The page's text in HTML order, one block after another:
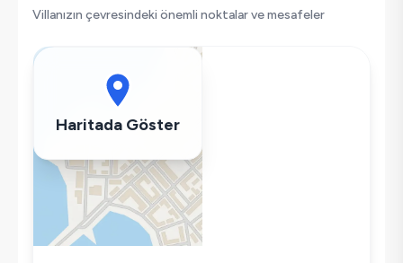
Saç Kurutma Makinası
Çamaşır Makinesi
Kettle
Korunaklı Havuz
Havuz-Bahçe Bakımı
Villanızın çevresindeki önemli noktalar ve mesafeler
Haritada Göster